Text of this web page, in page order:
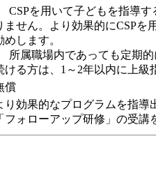
CSPを用いて子どもを指導
ません。より効果的にCSP
めします。
所属職場内であっても定期
ける方は、1～2年以内に上級
償
り効果的なプログラムを指
「フォローアップ研修」の受